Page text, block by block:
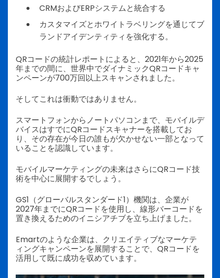
CRMおよびERPシステムと統合する
カスタマイズとホワイトラベリングを通じてブ
ランドアイデンティティを強化する。
QRコードの統計レポートによると、2021年から2025
年までの間に、世界中でダイナミックQRコードキャ
ンペーンが700万回以上スキャンされました。
そしてこれは衝動ではありません。
スマートフォンからノートパソコンまで、モバイルデ
バイスはすでにQRコードスキャナーを搭載してお
り、その存在が今日の誰もが欠かせない一部となって
いることを認識しています。
モバイルマーケティングの未来はさらにQRコード技
術を中心に展開するでしょう。
GS1（グローバルスタンダード1）機関は、企業が
2027年までにQRコードを使用し、線形バーコードを
置き換えるためのイニシアチブを立ち上げました。
Emartのような企業は、クリエイティブなマーケテ
ィングキャンペーンを展開することで、QRコードを
活用して既に成功を収めています。